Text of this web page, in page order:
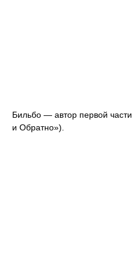
Бильбо — автор первой части
и Обратно»).